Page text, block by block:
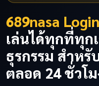
689nasa Login
เล่นได้ทุกที่ทุก
ธุรกรรม สำห
ตลอด 24 ชั่วโม